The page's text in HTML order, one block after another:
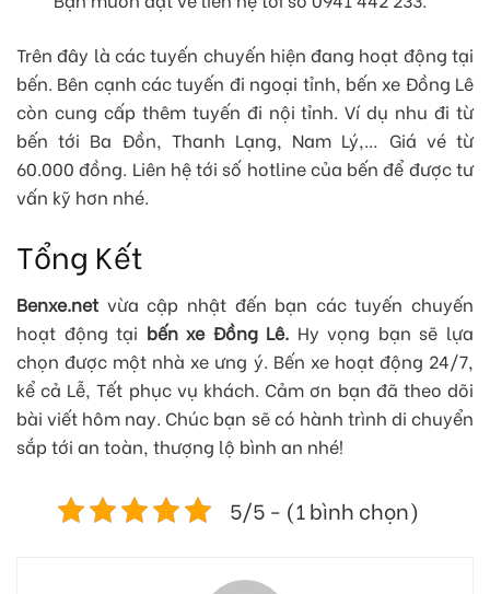
Trên đây là các tuyến chuyến hiện đang hoạt động tại
bến. Bên cạnh các tuyến đi ngoại tỉnh, bến xe Đồng Lê
còn cung cấp thêm tuyến đi nội tỉnh. Ví dụ nhu đi từ
bến tới Ba Đồn, Thanh Lạng, Nam Lý,… Giá vé từ
60.000 đồng. Liên hệ tới số hotline của bến để được tư
vấn kỹ hơn nhé.
Tổng Kết
Benxe.net vừa cập nhật đến bạn các tuyến chuyến
hoạt động tại bến xe Đồng Lê. Hy vọng bạn sẽ lựa
chọn được một nhà xe ưng ý. Bến xe hoạt động 24/7,
kể cả Lễ, Tết phục vụ khách. Cảm ơn bạn đã theo dõi
bài viết hôm nay. Chúc bạn sẽ có hành trình di chuyển
sắp tới an toàn, thượng lộ bình an nhé!
5/5 - (1 bình chọn)